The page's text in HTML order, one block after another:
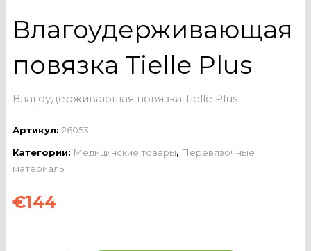
Влагоудерживающая
повязка Tielle Plus
Влагоудерживающая повязка Tielle Plus
Артикул: 26053
Категории: Медицинские товары, Перевязочные
материалы
€144